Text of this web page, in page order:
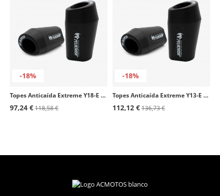
-18%
Topes Anticaída Extreme Y18-E Pelacrash para Yamaha YBR 250 (08-25)
97,24 €118,58 €
-18%
Topes Anticaída Extreme Y13-E Pelacrash para Yamaha R6R (06-07)
112,12 €136,73 €